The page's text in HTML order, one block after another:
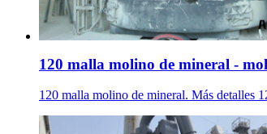
120 malla molino de mineral -
120 malla molino de mineral. Más detalles